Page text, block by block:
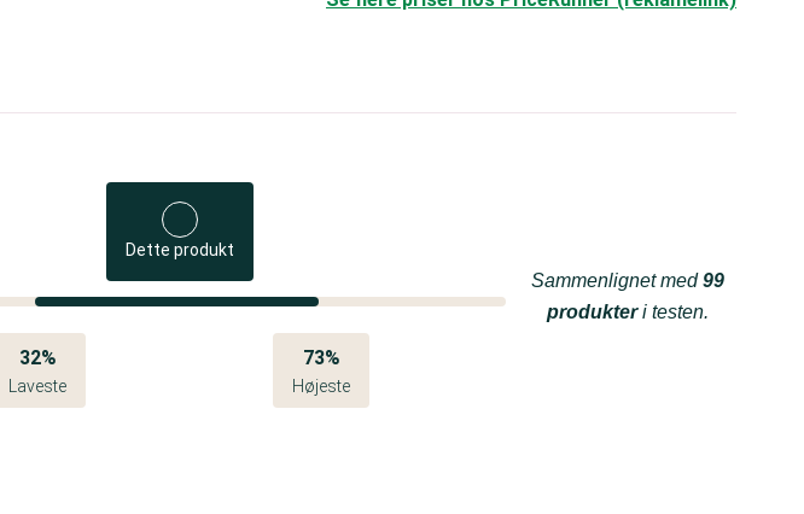
Dette produkt
32%
Laveste
73%
Højeste
Sammenlignet med99
produkteri testen.